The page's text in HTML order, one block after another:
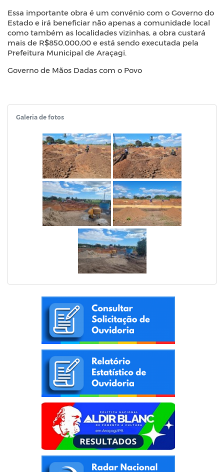
Essa importante obra é um convénio com o Governo do
Estado e irá beneficiar não apenas a comunidade local
como também as localidades vizinhas, a obra custará
mais de R$850.000,00 e está sendo executada pela
Prefeitura Municipal de Araçagi.
Governo de Mãos Dadas com o Povo
Galeria de fotos